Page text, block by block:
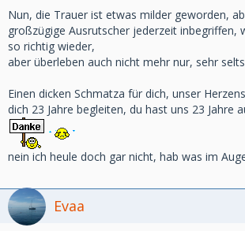
Nun, die Trauer ist etwas milder geworden,
großzügige Ausrutscher jederzeit inbegriffen,
so richtig wieder,
aber überleben auch nicht mehr nur, sehr
Einen dicken Schmatza für dich, unser
dich 23 Jahre begleiten, du hast uns 23 Jahre
nein ich heule doch gar nicht, hab was im
Evaa